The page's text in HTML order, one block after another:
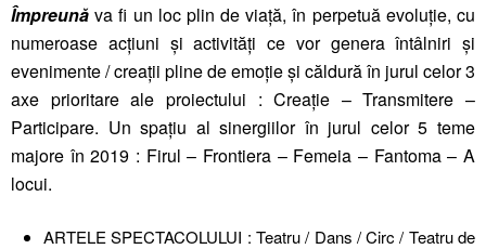
Împreunăva fi un loc plin de viață, în perpetuă evoluție, cu
numeroase acțiuni și activități ce vor genera întâlniri și
evenimente / creații pline de emoție și căldură în jurul celor 3
axe prioritare ale proiectului : Creație – Transmitere –
Participare. Un spațiu al sinergiilor în jurul celor 5 teme
majore în 2019 : Firul – Frontiera – Femeia – Fantoma – A
locui.
ARTELE SPECTACOLULUI : Teatru / Dans / Circ / Teatru de